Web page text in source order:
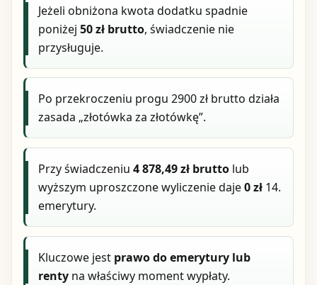
Jeżeli obniżona kwota dodatku spadnie
poniżej50 zł brutto, świadczenie nie
przysługuje.
Po przekroczeniu progu 2900 zł brutto działa
zasada „złotówka za złotówkę”.
Przy świadczeniu4 878,49 zł brutto lub
wyższym uproszczone wyliczenie daje0 zł 14.
emerytury.
Kluczowe jest prawo do emerytury lub
renty na właściwy moment wypłaty.